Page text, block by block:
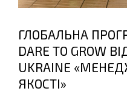
ГЛОБАЛЬНА
DARE TO GROW
UKRAINE
ЯКОСТІ»